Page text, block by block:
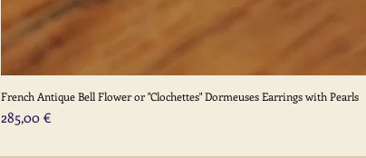
French Antique Bell Flower or "Clochettes" Dormeuses Earrings with Pearls
Prix
285,00 €